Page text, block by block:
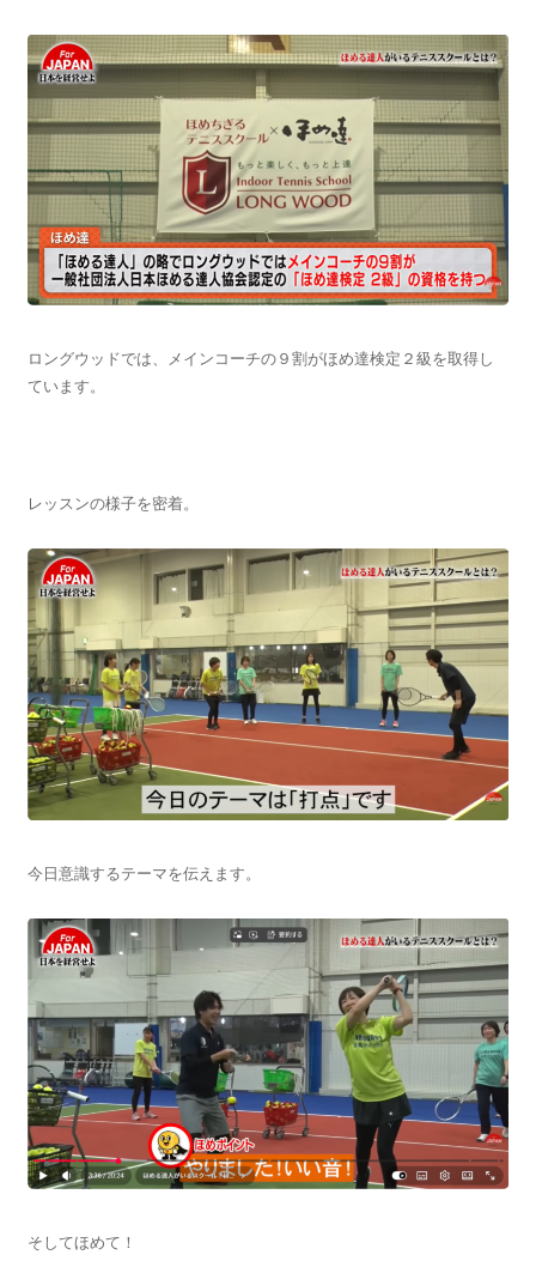
ロングウッドでは、メインコーチの９割がほめ達検定２級を取得し
ています。
レッスンの様子を密着。
今日意識するテーマを伝えます。
そしてほめて！